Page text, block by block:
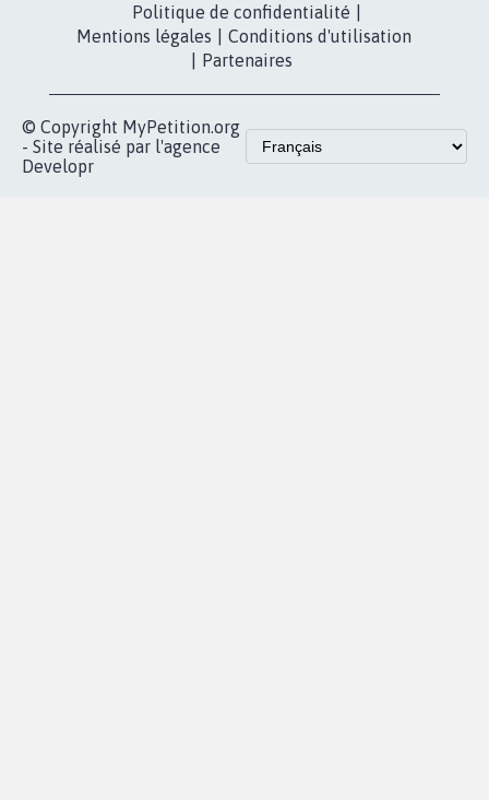
Politique de confidentialité
Mentions légales
Conditions d'utilisation
Partenaires
© Copyright MyPetition.org
- Site réalisé par l'agence
Developr